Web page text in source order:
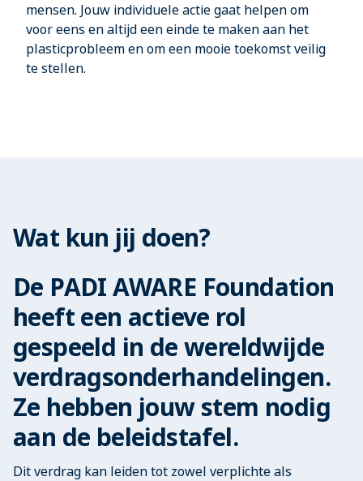
mensen. Jouw individuele actie gaat helpen om
voor eens en altijd een einde te maken aan het
plasticprobleem en om een mooie toekomst veilig
te stellen.
Wat kun jij doen?
De PADI AWARE Foundation
heeft een actieve rol
gespeeld in de wereldwijde
verdragsonderhandelingen.
Ze hebben jouw stem nodig
aan de beleidstafel.
Dit verdrag kan leiden tot zowel verplichte als